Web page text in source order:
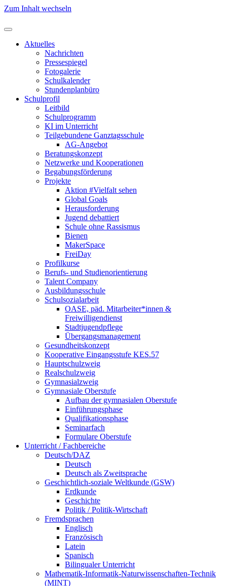
Zum Inhalt wechseln
Aktuelles
Nachrichten
Pressespiegel
Fotogalerie
Schulkalender
Stundenplanbüro
Schulprofil
Leitbild
Schulprogramm
KI im Unterricht
Teilgebundene Ganztagsschule
AG-Angebot
Beratungskonzept
Netzwerke und Kooperationen
Begabungsförderung
Projekte
Aktion #Vielfalt sehen
Global Goals
Herausforderung
Jugend debattiert
Schule ohne Rassismus
Bienen
MakerSpace
FreiDay
Profilkurse
Berufs- und Studienorientierung
Talent Company
Ausbildungsschule
Schulsozialarbeit
OASE, päd. Mitarbeiter*innen &
Freiwilligendienst
Stadtjugendpflege
Übergangsmanagement
Gesundheitskonzept
Kooperative Eingangsstufe KES.57
Hauptschulzweig
Realschulzweig
Gymnasialzweig
Gymnasiale Oberstufe
Aufbau der gymnasialen Oberstufe
Einführungsphase
Qualifikationsphase
Seminarfach
Formulare Oberstufe
Unterricht / Fachbereiche
Deutsch/DAZ
Deutsch
Deutsch als Zweitsprache
Geschichtlich-soziale Weltkunde (GSW)
Erdkunde
Geschichte
Politik / Politik-Wirtschaft
Fremdsprachen
Englisch
Französisch
Latein
Spanisch
Bilingualer Unterricht
Mathematik-Informatik-Naturwissenschaften-Technik
(MINT)